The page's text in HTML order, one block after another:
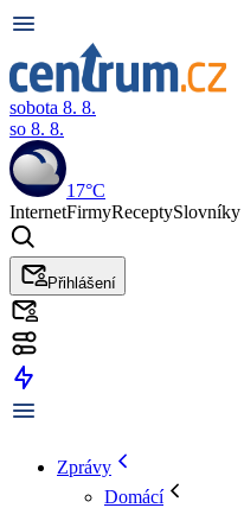
sobota 8. 8.
so 8. 8.
17°C
InternetFirmyReceptySlovníky
Přihlášení
Zprávy
Domácí